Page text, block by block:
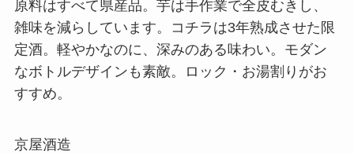
原料はすべて県産品。芋は手作業で全皮むきし、
雑味を減らしています。コチラは3年熟成させた限
定酒。軽やかなのに、深みのある味わい。モダン
なボトルデザインも素敵。ロック・お湯割りがお
すすめ。
京屋酒造